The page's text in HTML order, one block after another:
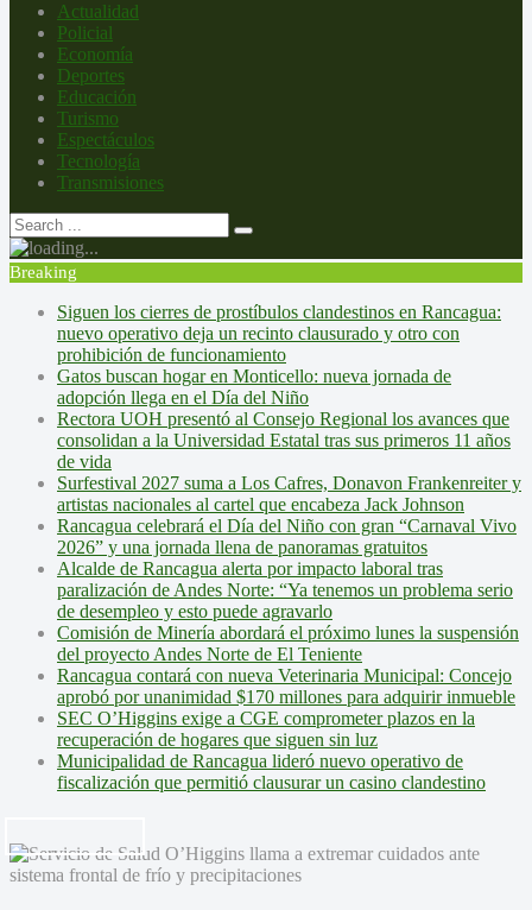
Actualidad
Policial
Economía
Deportes
Educación
Turismo
Espectáculos
Tecnología
Transmisiones
Breaking
Siguen los cierres de prostíbulos clandestinos en Rancagua:
nuevo operativo deja un recinto clausurado y otro con
prohibición de funcionamiento
Gatos buscan hogar en Monticello: nueva jornada de
adopción llega en el Día del Niño
Rectora UOH presentó al Consejo Regional los avances que
consolidan a la Universidad Estatal tras sus primeros 11 años
de vida
Surfestival 2027 suma a Los Cafres, Donavon Frankenreiter y
artistas nacionales al cartel que encabeza Jack Johnson
Rancagua celebrará el Día del Niño con gran “Carnaval Vivo
2026” y una jornada llena de panoramas gratuitos
Alcalde de Rancagua alerta por impacto laboral tras
paralización de Andes Norte: “Ya tenemos un problema serio
de desempleo y esto puede agravarlo
Comisión de Minería abordará el próximo lunes la suspensión
del proyecto Andes Norte de El Teniente
Rancagua contará con nueva Veterinaria Municipal: Concejo
aprobó por unanimidad $170 millones para adquirir inmueble
SEC O’Higgins exige a CGE comprometer plazos en la
recuperación de hogares que siguen sin luz
Municipalidad de Rancagua lideró nuevo operativo de
fiscalización que permitió clausurar un casino clandestino